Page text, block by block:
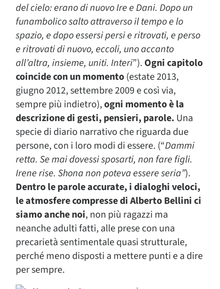
del cielo: erano di nuovo Ire e Dani. Dopo un
funambolico salto attraverso il tempo e lo
spazio, e dopo essersi persi e ritrovati, e perso
e ritrovati di nuovo, eccoli, uno accanto
all’altra, insieme, uniti. Interi”). Ogni capitolo
coincide con un momento(estate 2013,
giugno 2012, settembre 2009 e così via,
sempre più indietro),ogni momento è la
descrizione di gesti, pensieri, parole. Una
specie di diario narrativo che riguarda due
persone, con i loro modi di essere. (“Dammi
retta. Se mai dovessi sposarti, non fare figli.
Irene rise. Shona non poteva essere seria”).
Dentro le parole accurate, i dialoghi veloci,
le atmosfere compresse di Alberto Bellini ci
siamo anche noi, non più ragazzi ma
neanche adulti fatti, alle prese con una
precarietà sentimentale quasi strutturale,
perché meno disposti a mettere punti e a dire
per sempre.